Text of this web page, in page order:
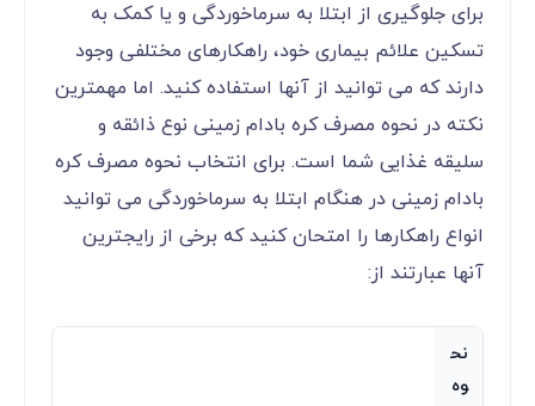
برای جلوگیری از ابتلا به سرماخوردگی و یا کمک به
تسکین علائم بیماری خود، راهکارهای مختلفی وجود
دارند که می توانید از آنها استفاده کنید. اما مهمترین
نکته در نحوه مصرف کره بادام زمینی نوع ذائقه و
سلیقه غذایی شما است. برای انتخاب نحوه مصرف کره
بادام زمینی در هنگام ابتلا به سرماخوردگی می توانید
انواع راهکارها را امتحان کنید که برخی از رایجترین
آنها عبارتند از:
نح
وه